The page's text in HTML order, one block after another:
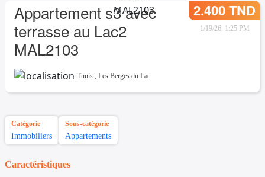
Appartement s3 avec
terrasse au Lac2
MAL2103
2.400 TND
1/19/26, 1:25 PM
Tunis , Les Berges du Lac
Catégorie
Immobiliers
Sous-catégorie
Appartements
Caractéristiques